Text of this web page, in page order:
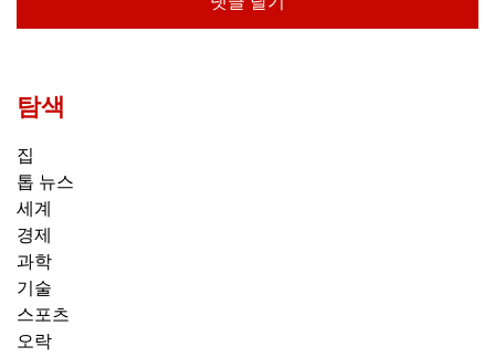
탐색
집
톱 뉴스
세계
경제
과학
기술
스포츠
오락